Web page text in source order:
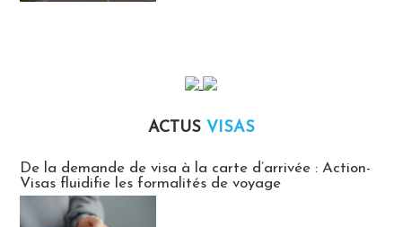
ACTUS VISAS
De la demande de visa à la carte d’arrivée : Action-
Visas fluidifie les formalités de voyage